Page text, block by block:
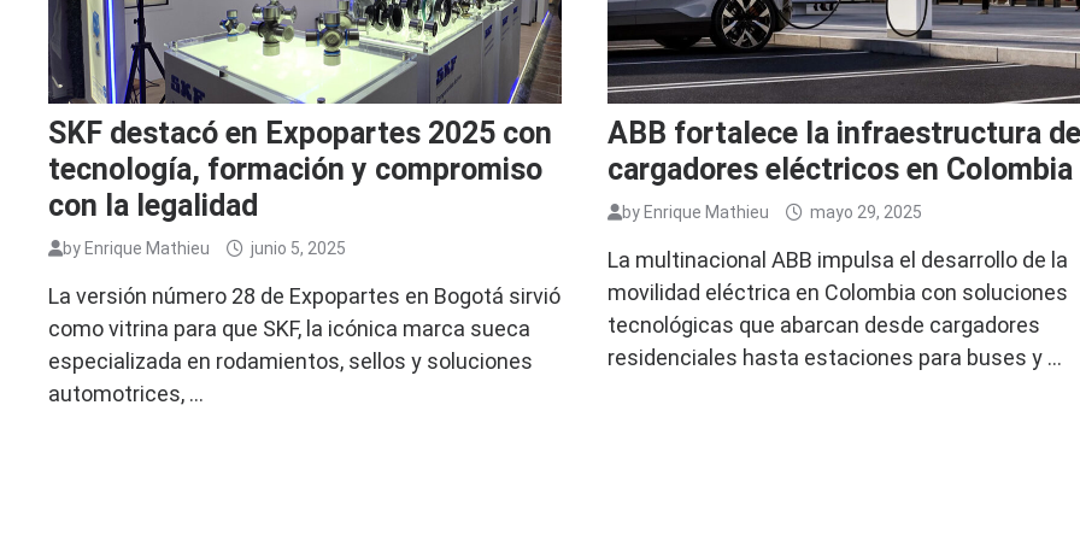
SKF destacó en Expopartes 2025 con
tecnología, formación y compromiso
con la legalidad
by Enrique Mathieu junio 5, 2025
La versión número 28 de Expopartes en Bogotá sirvió
como vitrina para que SKF, la icónica marca sueca
especializada en rodamientos, sellos y soluciones
automotrices, …
ABB fortalece la infraestructura
cargadores eléctricos en Colombia
by Enrique Mathieu mayo 29, 2025
La multinacional ABB impulsa el desarrollo de la
movilidad eléctrica en Colombia con soluciones
tecnológicas que abarcan desde cargadores
residenciales hasta estaciones para buses y …